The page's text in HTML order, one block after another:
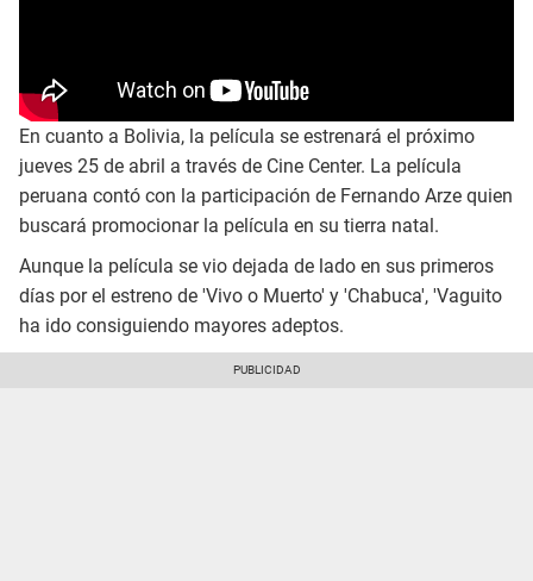
En cuanto a Bolivia, la película se estrenará el próximo
jueves 25 de abril a través de Cine Center. La película
peruana contó con la participación de Fernando Arze quien
buscará promocionar la película en su tierra natal.
Aunque la película se vio dejada de lado en sus primeros
días por el estreno de 'Vivo o Muerto' y 'Chabuca', 'Vaguito
ha ido consiguiendo mayores adeptos.